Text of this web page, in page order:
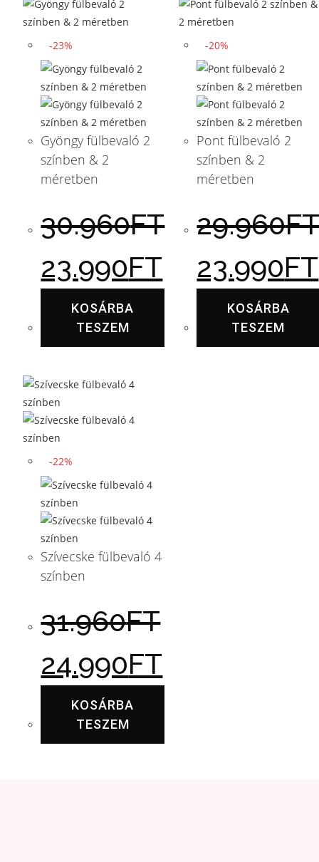
-23%
Gyöngy fülbevaló 2
színben & 2
méretben
30.960FT
23.990FT
KOSÁRBA
TESZEM
-20%
Pont fülbevaló 2
színben & 2
méretben
29.960
23.990FT
KOSÁRBA
TESZEM
-22%
Szívecske fülbevaló 4
színben
31.960FT
24.990FT
KOSÁRBA
TESZEM